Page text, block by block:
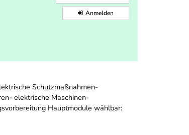
Anmelden
Schutzmaßnahmen-
elektrische Maschinen-
Hauptmodule wählbar: